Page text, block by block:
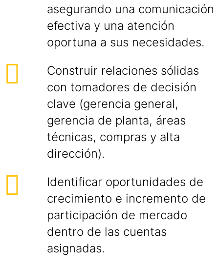
asegurando una comunicación
efectiva y una atención
oportuna a sus necesidades.
Construir relaciones sólidas
con tomadores de decisión
clave (gerencia general,
gerencia de planta, áreas
técnicas, compras y alta
dirección).
Identificar oportunidades de
crecimiento e incremento de
participación de mercado
dentro de las cuentas
asignadas.